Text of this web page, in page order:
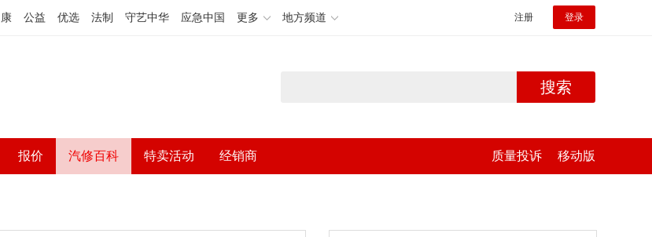
公益 优选 法制 守艺中华 应急中国 更多 地方频道 注册 登录
搜索
报价 汽修百科 特卖活动 经销商 质量投诉 移动版